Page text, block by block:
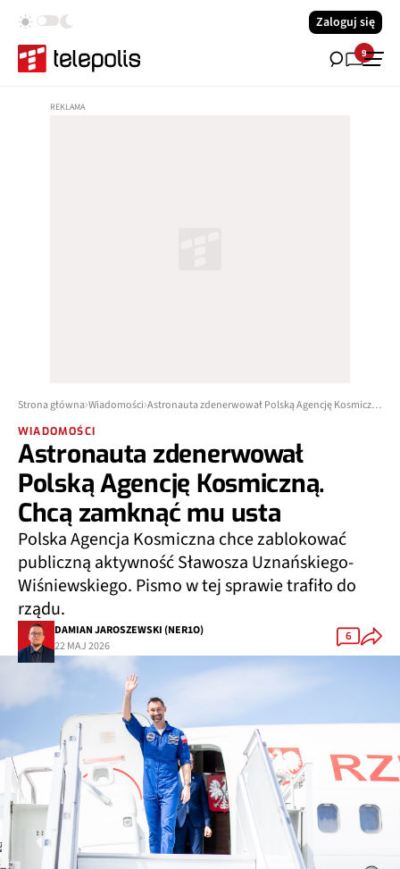
Zaloguj się
9
Strona główna Wiadomości Astronauta zdenerwował Polską Agencję Kosmiczną. Chcą zamknąć mu usta
WIADOMOŚCI
Astronauta zdenerwował
Polską Agencję Kosmiczną.
Chcą zamknąć mu usta
Polska Agencja Kosmiczna chce zablokować
publiczną aktywność Sławosza Uznańskiego-
Wiśniewskiego. Pismo w tej sprawie trafiło do
rządu.
DAMIAN JAROSZEWSKI (NER1O)
22 MAJ 2026
6